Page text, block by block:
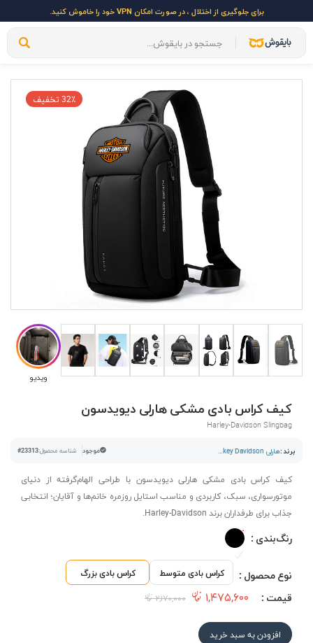
برای جلوگیری از اختلال ، در صورت امکان VPN خود را خاموش کنید.
32٪ تخفیف
ویدیو
کیف کراس بادی مشکی هارلی دیویدسون
Harley-Davidson Slingbag
برند : هارلی Harkey Davidson موجود شناسه محصول:#23313
کیف کراس بادی مشکی هارلی دیویدسون با طراحی الهام‌گرفته از دنیای
موتورسواری، سبک، کاربردی و مناسب استایل روزمره خانم‌ها و آقایان؛ انتخابی
جذاب برای طرفداران برند Harley-Davidson.
رنگ‌بندی :
نوع محصول : کراس بادی بزرگ کراس بادی متوسط
قیمت : ۱,۴۷۵,۶۰۰ ۲,۱۷۰,۰۰۰
افزودن به سبد خرید